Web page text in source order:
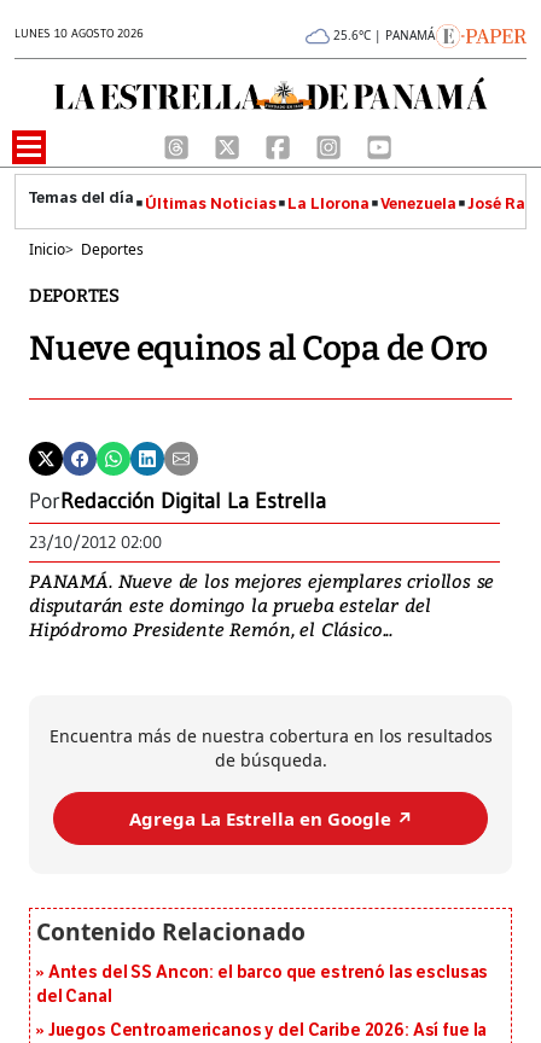
LUNES 10 AGOSTO 2026 25.6°C | PANAMÁ
Últimas Noticias La Llorona Venezuela José
Inicio> Deportes
DEPORTES
Nueve equinos al Copa de Oro
PorRedacción Digital La Estrella
23/10/2012 02:00
PANAMÁ. Nueve de los mejores ejemplares criollos se
disputarán este domingo la prueba estelar del
Hipódromo Presidente Remón, el Clásico...
Encuentra más de nuestra cobertura en los resultados
de búsqueda.
Agrega La Estrella en Google ↗️
Antes del SS Ancon: el barco que estrenó las esclusas
del Canal
Juegos Centroamericanos y del Caribe 2026: Así fue la